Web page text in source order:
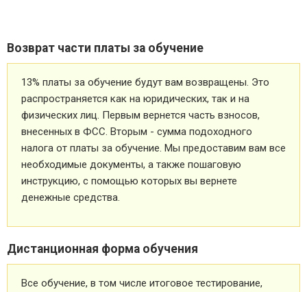
Возврат части платы за обучение
13% платы за обучение будут вам возвращены. Это
распространяется как на юридических, так и на
физических лиц. Первым вернется часть взносов,
внесенных в ФСС. Вторым - сумма подоходного
налога от платы за обучение. Мы предоставим вам все
необходимые документы, а также пошаговую
инструкцию, с помощью которых вы вернете
денежные средства.
Дистанционная форма обучения
Все обучение, в том числе итоговое тестирование,